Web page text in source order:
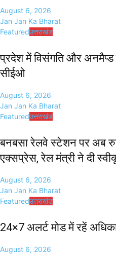
August 6, 2026
Jan Jan Ka Bharat
Featuredउत्तराखंड
प्रदेश में विसंगति और अनमैप्ड
सीईओ
August 6, 2026
Jan Jan Ka Bharat
Featuredउत्तराखंड
बनबसा रेलवे स्टेशन पर अब
एक्सप्रेस, रेल मंत्री ने दी
August 6, 2026
Jan Jan Ka Bharat
Featuredउत्तराखंड
24×7 अलर्ट मोड में रहें
August 6, 2026